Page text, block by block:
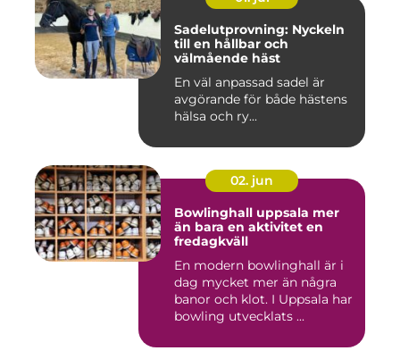
Sadelutprovning: Nyckeln
till en hållbar och
välmående häst
En väl anpassad sadel är
avgörande för både hästens
hälsa och ry...
02. jun
Bowlinghall uppsala mer
än bara en aktivitet en
fredagkväll
En modern bowlinghall är i
dag mycket mer än några
banor och klot. I Uppsala har
bowling utvecklats ...